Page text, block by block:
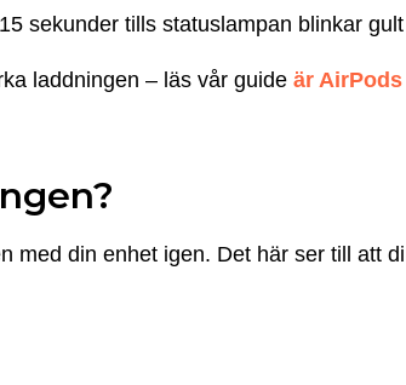
sekunder tills statuslampan blinkar
laddningen – läs vår guide är
?
med din enhet igen. Det här ser till att